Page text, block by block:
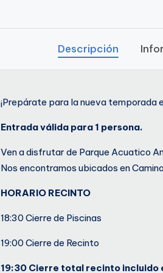
Descripción
¡Prepárate para la nueva temporada
Entrada válida para 1 persona.
Ven a disfrutar de Parque Acuatico
Nos encontramos ubicados en
HORARIO RECINTO
18:30 Cierre de Piscinas
19:00 Cierre de Recinto
19:30 Cierre total recinto incluido